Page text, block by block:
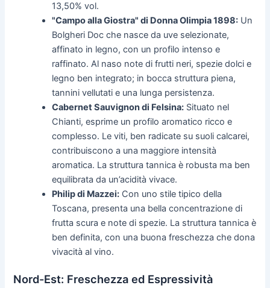
13,50% vol.
"Campo alla Giostra" di Donna Olimpia 1898: Un
Bolgheri Doc che nasce da uve selezionate,
affinato in legno, con un profilo intenso e
raffinato. Al naso note di frutti neri, spezie dolci e
legno ben integrato; in bocca struttura piena,
tannini vellutati e una lunga persistenza.
Cabernet Sauvignon di Felsina: Situato nel
Chianti, esprime un profilo aromatico ricco e
complesso. Le viti, ben radicate su suoli calcarei,
contribuiscono a una maggiore intensità
aromatica. La struttura tannica è robusta ma ben
equilibrata da un’acidità vivace.
Philip di Mazzei: Con uno stile tipico della
Toscana, presenta una bella concentrazione di
frutta scura e note di spezie. La struttura tannica è
ben definita, con una buona freschezza che dona
vivacità al vino.
Nord-Est: Freschezza ed Espressività